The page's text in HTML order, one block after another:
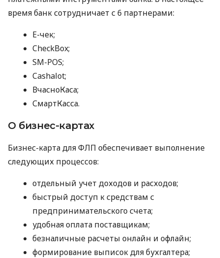
время банк сотрудничает с 6 партнерами:
E-чек;
CheckBox;
SM-POS;
Cashalot;
ВчасноКаса;
СмартКасса.
О бизнес-картах
Бизнес-карта для ФЛП обеспечивает выполнение
следующих процессов:
отдельный учет доходов и расходов;
быстрый доступ к средствам с
предпринимательского счета;
удобная оплата поставщикам;
безналичные расчеты онлайн и офлайн;
формирование выписок для бухгалтера;